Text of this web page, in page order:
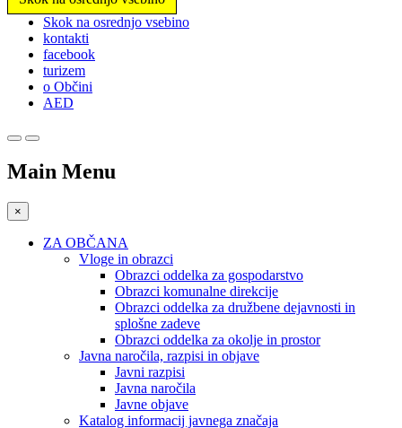
Prosimo,
upoštevajte:
spletno
mesto
vključuje
sistem
Skok na osrednjo vsebino
kontakti
facebook
turizem
o Občini
AED
Main Menu
×
ZA OBČANA
Vloge in obrazci
Obrazci oddelka za gospodarstvo
Obrazci komunalne direkcije
Obrazci oddelka za družbene dejavnosti in
splošne zadeve
Obrazci oddelka za okolje in prostor
Javna naročila, razpisi in objave
Javni razpisi
Javna naročila
Javne objave
Katalog informacij javnega značaja